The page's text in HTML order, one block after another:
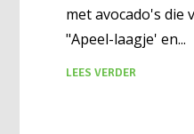
met avocado's die
"Apeel-laagje' en
LEES VERDER